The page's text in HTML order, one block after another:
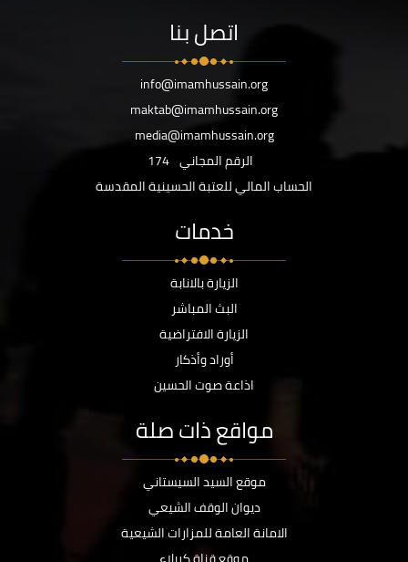
اتصل بنا
info@imamhussain.org
maktab@imamhussain.org
media@imamhussain.org
الرقم المجاني 174
الحساب المالي للعتبة الحسينية المقدسة
خدمات
الزيارة بالانابة
البث المباشر
الزيارة الافتراضية
أوراد وأذكار
اذاعة صوت الحسين
مواقع ذات صلة
موقع السيد السيستاني
ديوان الوقف الشيعي
الامانة العامة للمزارات الشيعية